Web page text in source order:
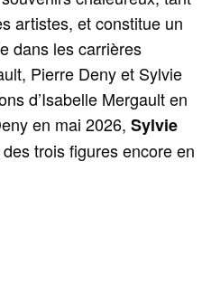
artistes, et constitue un
dans les carrières
Pierre Deny et Sylvie
d’Isabelle Mergault en
en mai 2026,Sylvie
trois figures encore en